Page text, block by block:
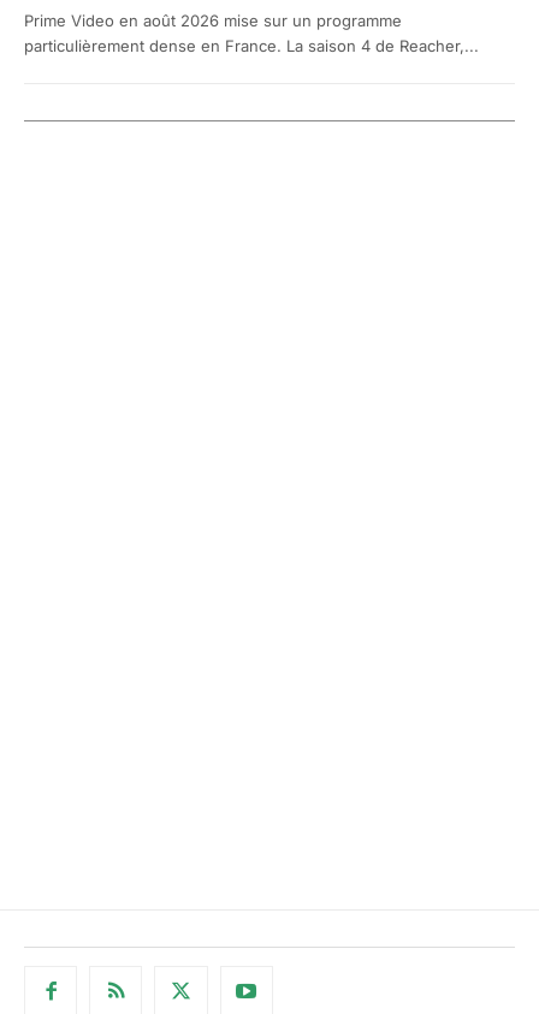
Prime Video en août 2026 mise sur un programme
particulièrement dense en France. La saison 4 de Reacher,...